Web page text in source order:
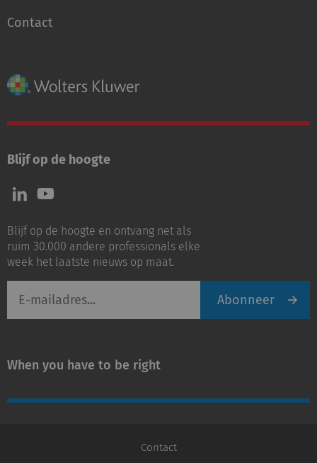
Contact
Blijf op de hoogte
Volg
ons
LinkedIn
Volg
ons
Youtube
Blijf op de hoogte en ontvang net als
ruim 30.000 andere professionals elke
week het laatste nieuws op maat.
mailadres
Abonneer
When you have to be right
Contact